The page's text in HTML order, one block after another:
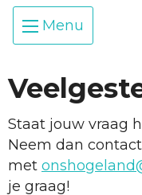
Skip To Main
Skip
Menu
Staat jouw vraag
Neem dan
met
je graag!